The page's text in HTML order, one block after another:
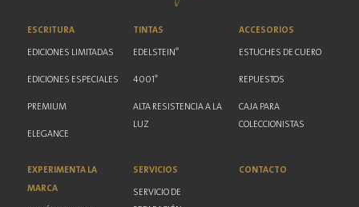
ESCRITURA
EDICIONES LIMITADAS
EDICIONES ESPECIALES
PREMIUM
ELEGANCE
TINTAS
EDELSTEIN ®
4001 ®
ALTA RESISTENCIA A LA
LUZ
ACCESORIOS
ESTUCHES DE CUERO
REPUESTOS
CAJA PARA
COLECCIONISTAS
EXPERIMENTA LA
MARCA
SERVICIOS
SERVICIO DE
CONTACTO